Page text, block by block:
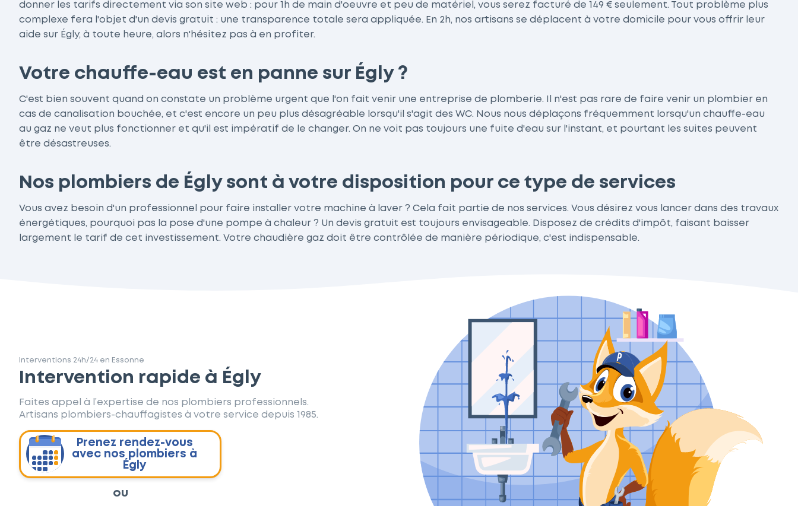
donner les tarifs directement via son site web : pour 1h de main d'oeuvre et peu de matériel, vous serez facturé de 149 € seulement. Tout problème plus
complexe fera l'objet d'un devis gratuit : une transparence totale sera appliquée. En 2h, nos artisans se déplacent à votre domicile pour vous offrir leur
aide sur Égly, à toute heure, alors n'hésitez pas à en profiter.
Votre chauffe-eau est en panne sur Égly ?
C'est bien souvent quand on constate un problème urgent que l'on fait venir une entreprise de plomberie. Il n'est pas rare de faire venir un plombier en
cas de canalisation bouchée, et c'est encore un peu plus désagréable lorsqu'il s'agit des WC. Nous nous déplaçons fréquemment lorsqu'un chauffe-eau
au gaz ne veut plus fonctionner et qu'il est impératif de le changer. On ne voit pas toujours une fuite d'eau sur l'instant, et pourtant les suites peuvent
être désastreuses.
Nos plombiers de Égly sont à votre disposition pour ce type de services
Vous avez besoin d'un professionnel pour faire installer votre machine à laver ? Cela fait partie de nos services. Vous désirez vous lancer dans des travaux
énergétiques, pourquoi pas la pose d'une pompe à chaleur ? Un devis gratuit est toujours envisageable. Disposez de crédits d'impôt, faisant baisser
largement le tarif de cet investissement. Votre chaudière gaz doit être contrôlée de manière périodique, c'est indispensable.
Interventions 24h/24 en Essonne
Intervention rapide à Égly
Faites appel à l’expertise de nos plombiers professionnels.
Artisans plombiers-chauffagistes à votre service depuis 1985.
Prenez rendez-vous
avec nos plombiers à
Égly
ou